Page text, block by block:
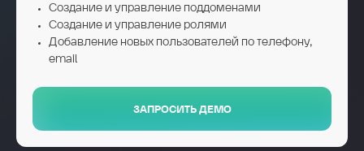
Создание и управление поддоменами
Создание и управление ролями
Добавление новых пользователей по телефону,
email
ЗАПРОСИТЬ ДЕМО